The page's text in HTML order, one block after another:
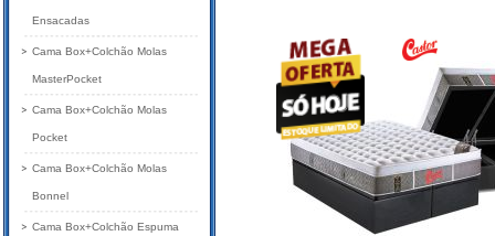
Ensacadas
Cama Box+Colchão Molas
MasterPocket
Cama Box+Colchão Molas
Pocket
Cama Box+Colchão Molas
Bonnel
Cama Box+Colchão Espuma